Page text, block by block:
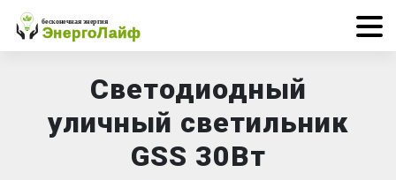
Светодиодный
уличный светильник
GSS 30Вт